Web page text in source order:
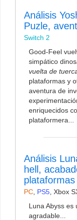
Análisis
Puzle,
Switch 2
Good-Feel
simpático
vuelta de
plataformas y
aventura de
enriquecidos
plataformera...
Análisis
hell,
PC PS5 Xbox
Luna Abyss es
agradable...